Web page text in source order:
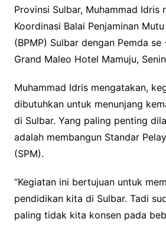
Provinsi Sulbar, Muhammad Idris
Koordinasi Balai Penjaminan
(BPMP) Sulbar dengan Pemda
Grand Maleo Hotel Mamuju,
Muhammad Idris mengatakan,
dibutuhkan untuk menunjang
di Sulbar. Yang paling penting
adalah membangun Standar
(SPM).
“Kegiatan ini bertujuan untuk
pendidikan kita di Sulbar. Tadi
paling tidak kita konsen pada